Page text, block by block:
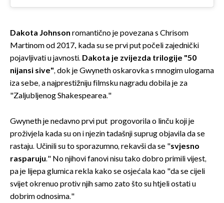
Dakota Johnson romantično je povezana s Chrisom
Martinom od 2017., kada su se prvi put počeli zajednički
pojavljivati u javnosti. Dakota je zvijezda trilogije "50
nijansi sive", dok je Gwyneth oskarovka s mnogim ulogama
iza sebe, a najprestižniju filmsku nagradu dobila je za
"Zaljubljenog Shakespearea."
Gwyneth je nedavno prvi put progovorila o linču koji je
proživjela kada su on i njezin tadašnji suprug objavila da se
rastaju. Učinili su to sporazumno, rekavši da se "svjesno
rasparuju." No njihovi fanovi nisu tako dobro primili vijest,
pa je lijepa glumica rekla kako se osjećala kao "da se cijeli
svijet okrenuo protiv njih samo zato što su htjeli ostati u
dobrim odnosima."